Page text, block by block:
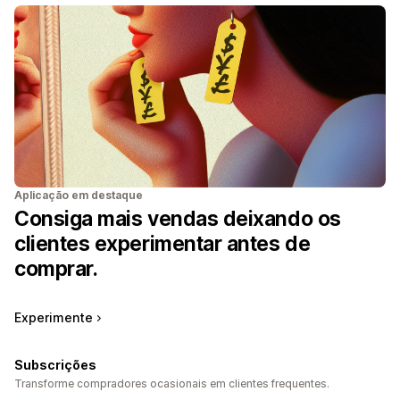
Aplicação em destaque
Consiga mais vendas deixando os
clientes experimentar antes de
comprar.
Experimente
Subscrições
Transforme compradores ocasionais em clientes frequentes.